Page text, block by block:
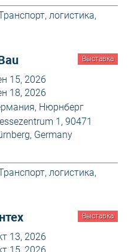
логистика,
Выставка
15, 2026
18, 2026
Нюрнберг
1, 90471
Germany
логистика,
Выставка
13, 2026